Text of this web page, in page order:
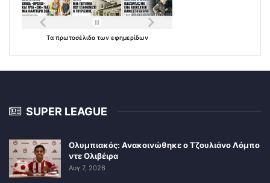
Τα πρωτοσέλιδα των εφημερίδων
SUPER LEAGUE
Ολυμπιακός: Ανακοινώθηκε ο Τζουλιάνο Λόμπο
ντε Ολιβέιρα
Αυγ 7, 2026